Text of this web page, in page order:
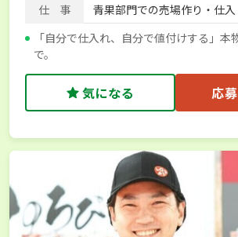
仕 事
青果部門での売場作り・仕
「自分で仕入れ、自分で値付けする」本
で。
気になる 応